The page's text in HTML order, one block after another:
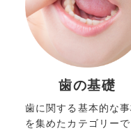
歯の基礎
歯に関する基本的な事
を集めたカテゴリーで